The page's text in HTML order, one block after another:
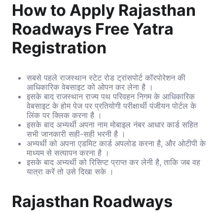
How to Apply Rajasthan
Roadways Free Yatra
Registration
सबसे पहले राजस्थान स्टेट रोड ट्रांसपोर्ट कॉरपोरेशन की
आधिकारिक वेबसाइट को ओपन कर लेना है ।
इसके बाद राजस्थान राज्य पथ परिवहन निगम के आधिकारिक
वेबसाइट के होम पेज पर प्रतियोगी परीक्षार्थी पंजीयन पोर्टल के
लिंक पर क्लिक करना है ।
इसके बाद अभ्यर्थी अपना नाम मोबाइल नंबर आधार कार्ड सहित
सभी जानकारी सही-सही भरनी है ।
अभ्यर्थी को अपना एडमिट कार्ड अपलोड करना है, और ओटीपी के
माध्यम से सत्यापन करना है ।
इसके बाद अभ्यर्थी को रिसिप्ट प्राप्त कर लेनी है, ताकि जब वह
यात्रा करें तो उसे दिखा सके ।
Rajasthan Roadways